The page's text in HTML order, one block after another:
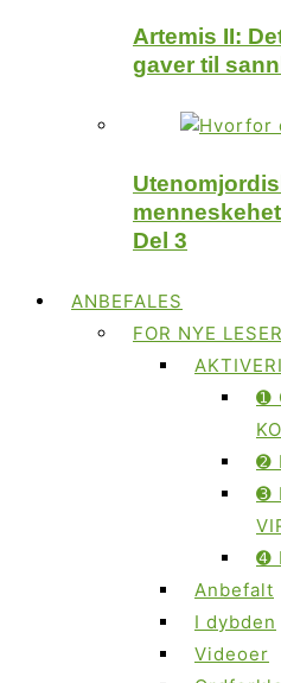
Artemis II:
gaver til
Del 3
ANBEFALES
FOR NYE
➊
➋
➌
➍
Anbefalt
I dybden
Videoer